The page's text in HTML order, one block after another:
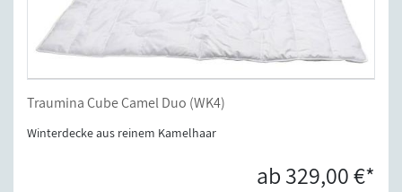
Traumina Cube Camel Duo (WK4)
Winterdecke aus reinem Kamelhaar
ab 329,00 €*